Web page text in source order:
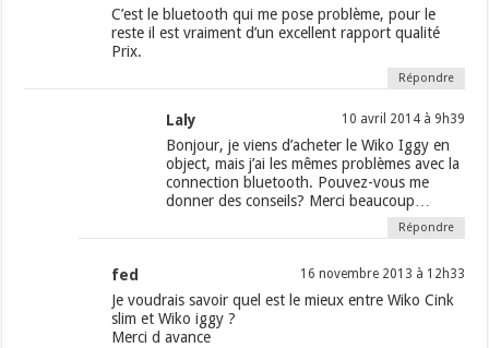
C’est le bluetooth qui me pose problème, pour le
reste il est vraiment d’un excellent rapport qualité
Prix.
Répondre
Laly 10 avril 2014 à 9h39
Bonjour, je viens d’acheter le Wiko Iggy en
object, mais j’ai les mêmes problèmes avec la
connection bluetooth. Pouvez-vous me
donner des conseils? Merci beaucoup…
Répondre
fed 16 novembre 2013 à 12h33
Je voudrais savoir quel est le mieux entre Wiko Cink
slim et Wiko iggy ?
Merci d avance